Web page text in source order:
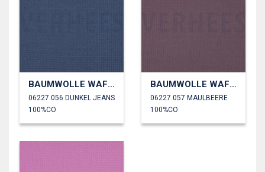
BAUMWOLLE WAFFEL
06227.056 DUNKEL JEANS
100%CO
BAUMWOLLE WAFFEL
06227.057 MAULBEERE
100%CO